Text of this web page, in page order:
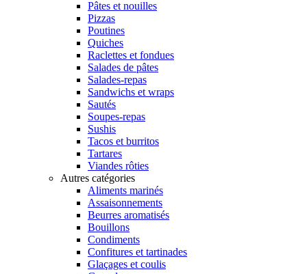
Pâtes et nouilles
Pizzas
Poutines
Quiches
Raclettes et fondues
Salades de pâtes
Salades-repas
Sandwichs et wraps
Sautés
Soupes-repas
Sushis
Tacos et burritos
Tartares
Viandes rôties
Autres catégories
Aliments marinés
Assaisonnements
Beurres aromatisés
Bouillons
Condiments
Confitures et tartinades
Glaçages et coulis